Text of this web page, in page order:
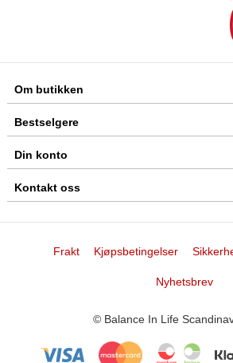
Om butikken
Bestselgere
Din konto
Kontakt oss
Frakt Kjøpsbetingelser
Nyhetsbrev
© Balance In Life